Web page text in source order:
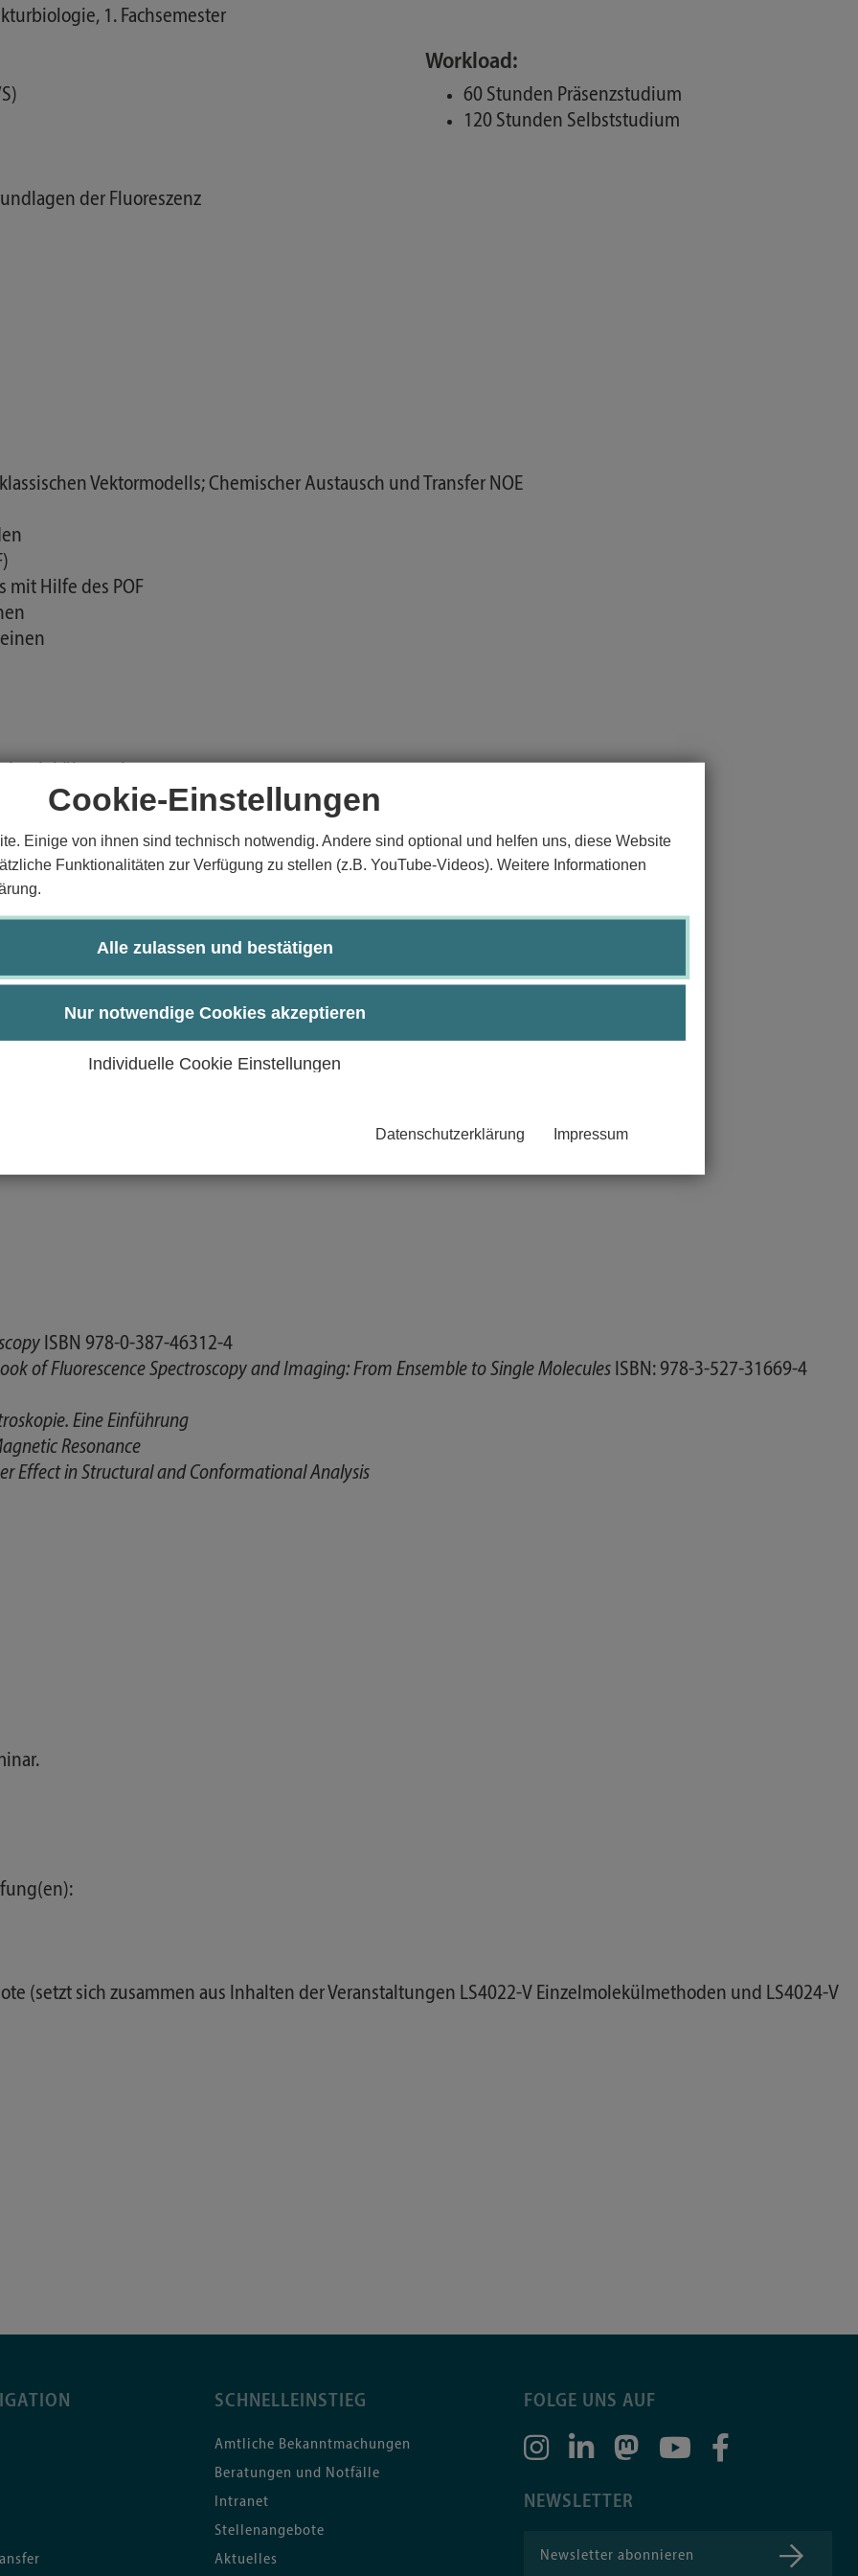
Cookie-Einstellungen
Einige von ihnen sind technisch notwendig. Andere sind optional und helfen uns, diese Website
Funktionalitäten zur Verfügung zu stellen (z.B. YouTube-Videos). Weitere Informationen
Alle zulassen und bestätigen
Nur notwendige Cookies akzeptieren
Individuelle Cookie Einstellungen
Datenschutzerklärung Impressum
1. Fachsemester
Workload:
60 Stunden Präsenzstudium
120 Stunden Selbststudium
der Fluoreszenz
Vektormodells; Chemischer Austausch und Transfer NOE
mit Hilfe des POF
analysieren und zuordnen
Hilfe von NMR-Experimenten analysieren
ISBN 978-0-387-46312-4
of Fluorescence Spectroscopy and Imaging: From Ensemble to Single Molecules ISBN: 978-3-527-31669-4
Eine Einführung
Resonance
Effect in Structural and Conformational Analysis
(setzt sich zusammen aus Inhalten der Veranstaltungen LS4022-V Einzelmolekülmethoden und LS4024-V
SCHNELLEINSTIEG
Amtliche Bekanntmachungen
Beratungen und Notfälle
Intranet
Stellenangebote
Aktuelles
FOLGE UNS AUF
NEWSLETTER
Newsletter abonnieren